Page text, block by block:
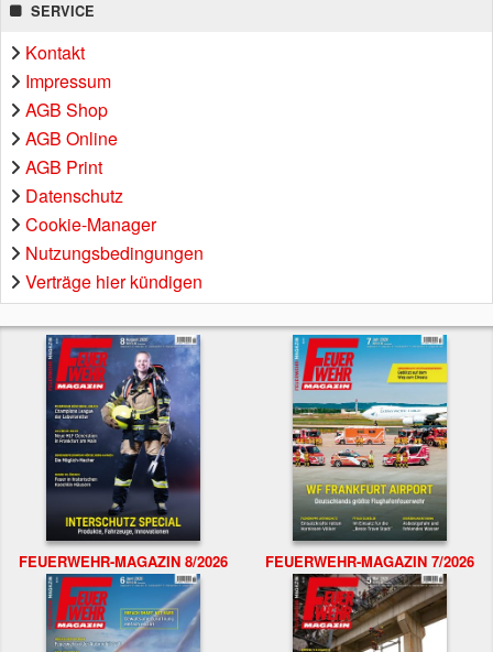
SERVICE
Kontakt
Impressum
AGB Shop
AGB Online
AGB Print
Datenschutz
Cookie-Manager
Nutzungsbedingungen
Verträge hier kündigen
FEUERWEHR-MAGAZIN 8/2026 FEUERWEHR-MAGAZIN 7/2026